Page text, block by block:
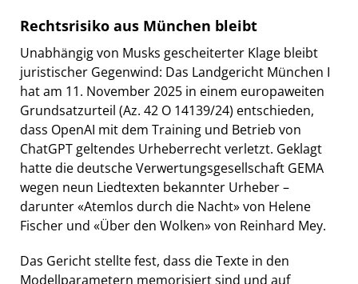
Rechtsrisiko aus München bleibt
Unabhängig von Musks gescheiterter Klage bleibt
juristischer Gegenwind: Das Landgericht München I
hat am 11. November 2025 in einem europaweiten
Grundsatzurteil (Az. 42 O 14139/24) entschieden,
dass OpenAI mit dem Training und Betrieb von
ChatGPT geltendes Urheberrecht verletzt. Geklagt
hatte die deutsche Verwertungsgesellschaft GEMA
wegen neun Liedtexten bekannter Urheber –
darunter «Atemlos durch die Nacht» von Helene
Fischer und «Über den Wolken» von Reinhard Mey.
Das Gericht stellte fest, dass die Texte in den
Modellparametern memorisiert sind und auf